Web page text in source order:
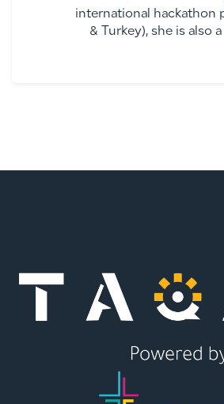
international hackathon
& Turkey), she is also